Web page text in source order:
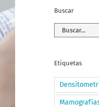
Buscar
Buscar:
Etiquetas